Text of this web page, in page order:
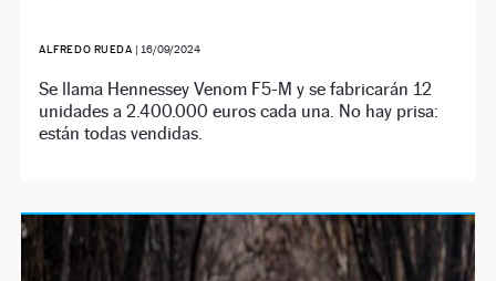
ALFREDO RUEDA | 16/09/2024
Se llama Hennessey Venom F5-M y se fabricarán 12
unidades a 2.400.000 euros cada una. No hay prisa:
están todas vendidas.